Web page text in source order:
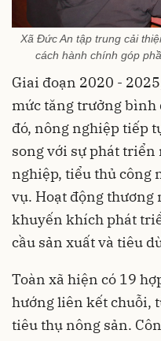
Xã Đức An tập trung cải
cách hành chính góp
Giai đoạn 2020 -
mức tăng trưởng
đó, nông nghiệp tiếp
song với sự phát triển
nghiệp, tiểu thủ công
vụ. Hoạt động thương
khuyến khích phát
cầu sản xuất và tiêu
Toàn xã hiện có 19
hướng liên kết chuỗi,
tiêu thụ nông sản.